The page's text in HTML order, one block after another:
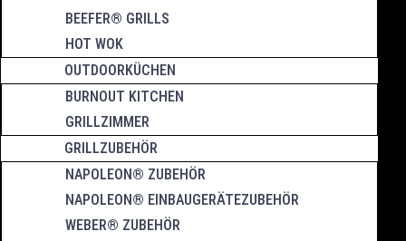
BEEFER® GRILLS
HOT WOK
OUTDOORKÜCHEN
BURNOUT KITCHEN
GRILLZIMMER
GRILLZUBEHÖR
NAPOLEON® ZUBEHÖR
NAPOLEON® EINBAUGERÄTEZUBEHÖR
WEBER® ZUBEHÖR